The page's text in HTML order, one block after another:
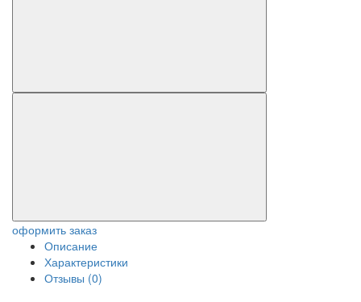
оформить заказ
Описание
Характеристики
Отзывы (0)